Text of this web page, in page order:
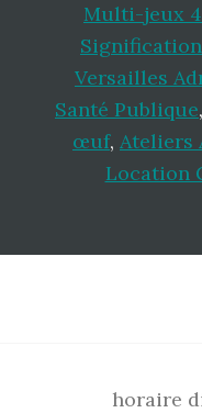
Multi-jeux
Versailles
Santé Publique,
œuf, Ateliers
Location
horaire